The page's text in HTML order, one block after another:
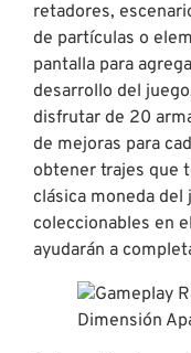
retadores,
de partículas o
pantalla para
desarrollo del
disfrutar de 20
de mejoras para
obtener trajes que
clásica moneda
coleccionables en
ayudarán a